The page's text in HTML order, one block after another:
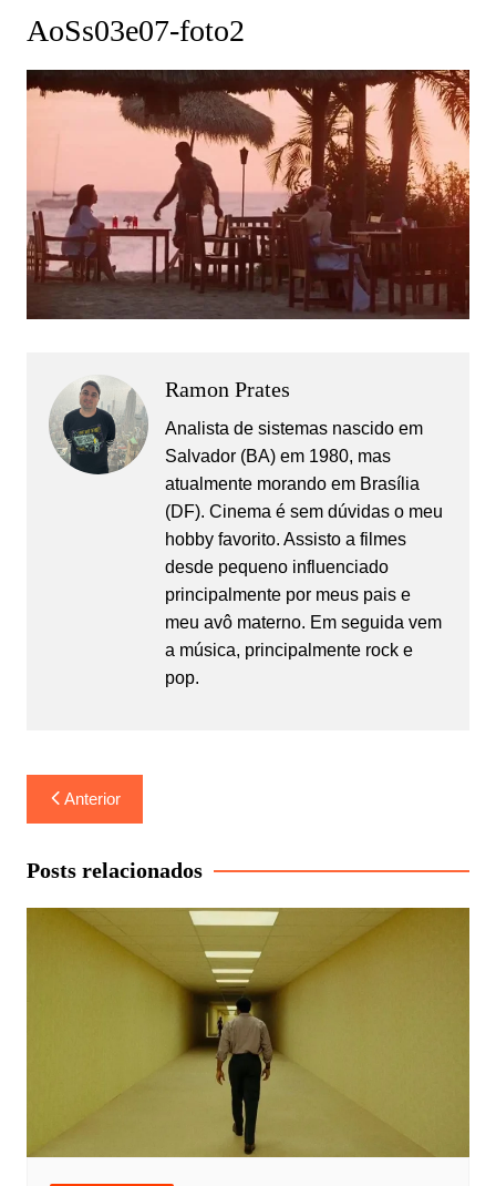
AoSs03e07-foto2
Ramon Prates
Analista de sistemas nascido em
Salvador (BA) em 1980, mas
atualmente morando em Brasília
(DF). Cinema é sem dúvidas o meu
hobby favorito. Assisto a filmes
desde pequeno influenciado
principalmente por meus pais e
meu avô materno. Em seguida vem
a música, principalmente rock e
pop.
Navegação
de
Post
Anterior
Posts relacionados